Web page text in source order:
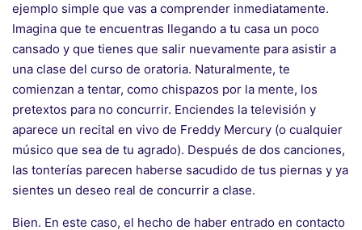
ejemplo simple que vas a comprender inmediatamente.
Imagina que te encuentras llegando a tu casa un poco
cansado y que tienes que salir nuevamente para asistir a
una clase del curso de oratoria. Naturalmente, te
comienzan a tentar, como chispazos por la mente, los
pretextos para no concurrir. Enciendes la televisión y
aparece un recital en vivo de Freddy Mercury (o cualquier
músico que sea de tu agrado). Después de dos canciones,
las tonterías parecen haberse sacudido de tus piernas y ya
sientes un deseo real de concurrir a clase.
Bien. En este caso, el hecho de haber entrado en contacto